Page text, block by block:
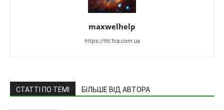
maxwelhelp
https://ttt.1ca.com.ua
СТАТТІ ПО ТЕМІ БІЛЬШЕ ВІД АВТОРА